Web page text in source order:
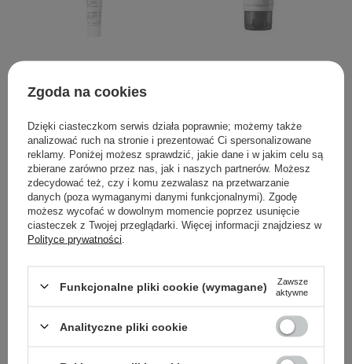
Cream - Krem
Cynkiem na Podrażnienia
Skóry - 40ml
21
34,00 zł
DODAJ DO KOSZYKA
Skóry Trądzikowej - 50ml
12
49,00 zł
Zgoda na cookies
Dzięki ciasteczkom serwis działa poprawnie; możemy także
analizować ruch na stronie i prezentować Ci spersonalizowane
reklamy. Poniżej możesz sprawdzić, jakie dane i w jakim celu są
zbierane zarówno przez nas, jak i naszych partnerów. Możesz
zdecydować też, czy i komu zezwalasz na przetwarzanie
danych (poza wymaganymi danymi funkcjonalnymi). Zgodę
możesz wycofać w dowolnym momencie poprzez usunięcie
ciasteczek z Twojej przeglądarki. Więcej informacji znajdziesz w
Polityce prywatności
Funkcjonalne pliki cookie (wymagane)
Zawsze
aktywne
Analityczne pliki cookie